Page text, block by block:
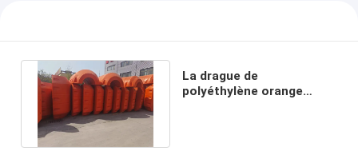
La drague de
polyéthylène orange